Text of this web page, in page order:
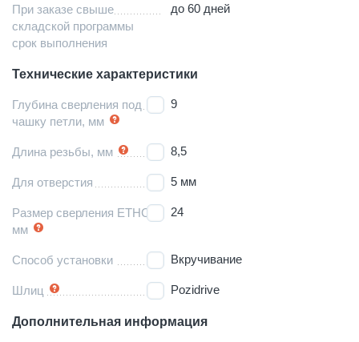
При заказе свыше
складской программы
срок выполнения
до 60 дней
Технические характеристики
Глубина сверления под
чашку петли, мм
9
Длина резьбы, мм 8,5
Для отверстия 5 мм
Размер сверления ETHC,
мм
24
Способ установки Вкручивание
Шлиц Pozidrive
Дополнительная информация